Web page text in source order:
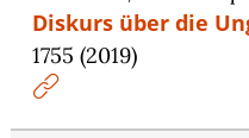
Diskurs über die
1755 (2019)